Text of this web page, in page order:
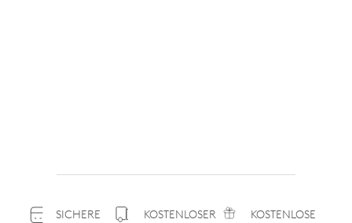
SICHERE
KOSTENLOSER
KOSTENLOSE